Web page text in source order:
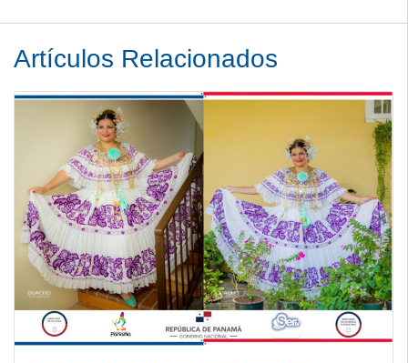
Artículos Relacionados